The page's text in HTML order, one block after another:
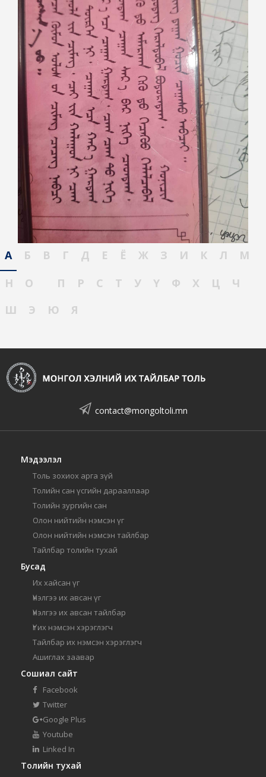
А Б В Г Д Е Ё Ж З И К Л
М
Н
О П Р С Т У Ү Ф Х Ц
Ч
Ш
Э Ю Я
contact@mongoltoli.mn
Мэдээлэл
Толь зохиох арга зүй
Толийн сан үсгийн дарааллаар
Толийн зургийн сан
Олон нийтийн нэмсэн үг
Олон нийтийн нэмсэн тайлбар
Тайлбар толийн тухай
Бусад
Их хайсан үг
Үнэлгээ их авсан үг
Үнэлгээ их авсан тайлбар
Үг их нэмсэн хэрэглэгч
Тайлбар их нэмсэн хэрэглэгч
Ашиглах заавар
Сошиал сайт
Facebook
Twitter
Google Plus
Youtube
Linked In
Толийн тухай